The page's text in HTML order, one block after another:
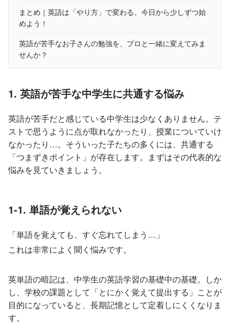
まとめ｜英語は「やり方」で変わる。今日から少しずつ始
めよう！
英語が苦手なお子さんの勉強を、プロと一緒に変えてみま
せんか？
1. 英語が苦手な中学生に共通する悩み
英語が苦手だと感じている中学生は少なくありません。テ
ストで思うように点が取れなかったり、授業についていけ
なかったり…。そういった子たちの多くには、共通する
「つまずきポイント」が存在します。まずはその代表的な
悩みを見ていきましょう。
1-1. 単語が覚えられない
「単語を覚えても、すぐ忘れてしまう…」
これは非常によく聞く悩みです。
英単語の暗記は、中学生の英語学習の基礎中の基礎。しか
し、学校の課題として「とにかく覚えて提出する」ことが
目的になっていると、長期記憶として定着しにくくなりま
す。